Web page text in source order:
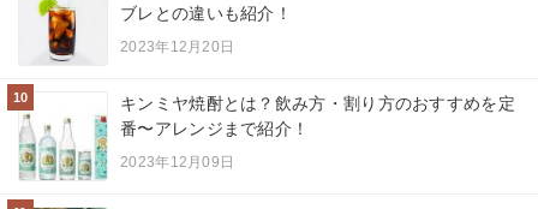
ブレとの違いも紹介！
2023年12月20日
10
キンミヤ焼酎とは？飲み方・割り方のおすすめを定
番〜アレンジまで紹介！
2023年12月09日